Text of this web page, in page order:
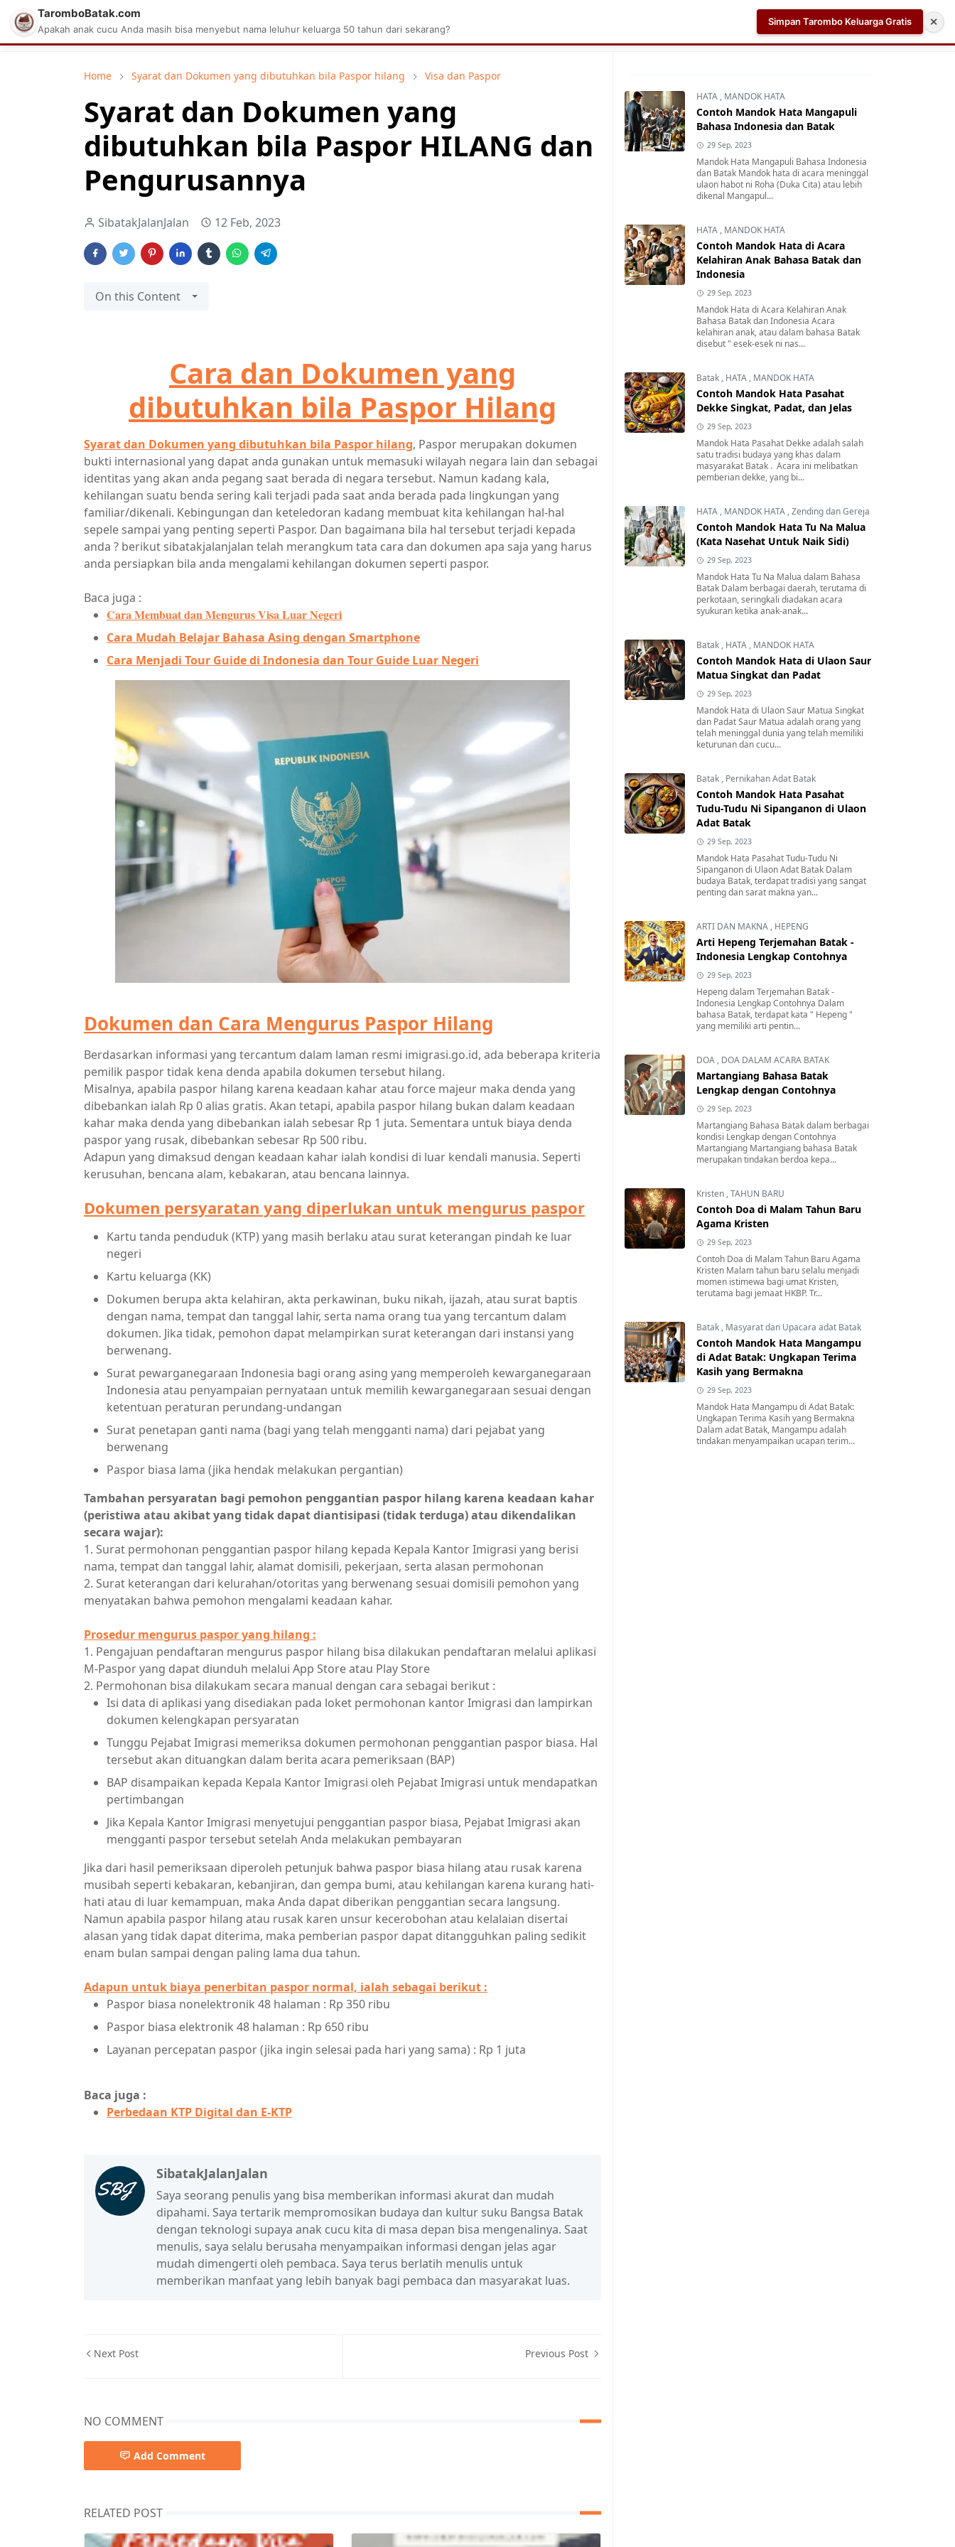
Matius Celcius Sinaga Aplikasi Pabrik Kelapa Sawit Tarombo Batak Aplikasi AI Teleprompter dan Pembuat Skrip Video
Home Syarat dan Dokumen yang dibutuhkan bila Paspor hilang Visa dan Paspor
Syarat dan Dokumen yang
dibutuhkan bila Paspor HILANG dan
Pengurusannya
SibatakJalanJalan 12 Feb, 2023
On this Content
Cara dan Dokumen yang
dibutuhkan bila Paspor Hilang
Syarat dan Dokumen yang dibutuhkan bila Paspor hilang, Paspor merupakan dokumen
bukti internasional yang dapat anda gunakan untuk memasuki wilayah negara lain dan sebagai
identitas yang akan anda pegang saat berada di negara tersebut. Namun kadang kala,
kehilangan suatu benda sering kali terjadi pada saat anda berada pada lingkungan yang
familiar/dikenali. Kebingungan dan keteledoran kadang membuat kita kehilangan hal-hal
sepele sampai yang penting seperti Paspor. Dan bagaimana bila hal tersebut terjadi kepada
anda ? berikut sibatakjalanjalan telah merangkum tata cara dan dokumen apa saja yang harus
anda persiapkan bila anda mengalami kehilangan dokumen seperti paspor.
Baca juga :
Cara Membuat dan Mengurus Visa Luar Negeri
Cara Mudah Belajar Bahasa Asing dengan Smartphone
Cara Menjadi Tour Guide di Indonesia dan Tour Guide Luar Negeri
Dokumen dan Cara Mengurus Paspor Hilang
Berdasarkan informasi yang tercantum dalam laman resmi imigrasi.go.id, ada beberapa kriteria
pemilik paspor tidak kena denda apabila dokumen tersebut hilang.
Misalnya, apabila paspor hilang karena keadaan kahar atau force majeur maka denda yang
dibebankan ialah Rp 0 alias gratis. Akan tetapi, apabila paspor hilang bukan dalam keadaan
kahar maka denda yang dibebankan ialah sebesar Rp 1 juta. Sementara untuk biaya denda
paspor yang rusak, dibebankan sebesar Rp 500 ribu.
Adapun yang dimaksud dengan keadaan kahar ialah kondisi di luar kendali manusia. Seperti
kerusuhan, bencana alam, kebakaran, atau bencana lainnya.
Dokumen persyaratan yang diperlukan untuk mengurus paspor
Kartu tanda penduduk (KTP) yang masih berlaku atau surat keterangan pindah ke luar
negeri
Kartu keluarga (KK)
Dokumen berupa akta kelahiran, akta perkawinan, buku nikah, ijazah, atau surat baptis
dengan nama, tempat dan tanggal lahir, serta nama orang tua yang tercantum dalam
dokumen. Jika tidak, pemohon dapat melampirkan surat keterangan dari instansi yang
berwenang.
Surat pewarganegaraan Indonesia bagi orang asing yang memperoleh kewarganegaraan
Indonesia atau penyampaian pernyataan untuk memilih kewarganegaraan sesuai dengan
ketentuan peraturan perundang-undangan
Surat penetapan ganti nama (bagi yang telah mengganti nama) dari pejabat yang
berwenang
Paspor biasa lama (jika hendak melakukan pergantian)
Tambahan persyaratan bagi pemohon penggantian paspor hilang karena keadaan kahar
(peristiwa atau akibat yang tidak dapat diantisipasi (tidak terduga) atau dikendalikan
secara wajar):
1. Surat permohonan penggantian paspor hilang kepada Kepala Kantor Imigrasi yang berisi
nama, tempat dan tanggal lahir, alamat domisili, pekerjaan, serta alasan permohonan
2. Surat keterangan dari kelurahan/otoritas yang berwenang sesuai domisili pemohon yang
menyatakan bahwa pemohon mengalami keadaan kahar.
Prosedur mengurus paspor yang hilang :
1. Pengajuan pendaftaran mengurus paspor hilang bisa dilakukan pendaftaran melalui aplikasi
M-Paspor yang dapat diunduh melalui App Store atau Play Store
2. Permohonan bisa dilakukam secara manual dengan cara sebagai berikut :
Isi data di aplikasi yang disediakan pada loket permohonan kantor Imigrasi dan lampirkan
dokumen kelengkapan persyaratan
Tunggu Pejabat Imigrasi memeriksa dokumen permohonan penggantian paspor biasa. Hal
tersebut akan dituangkan dalam berita acara pemeriksaan (BAP)
BAP disampaikan kepada Kepala Kantor Imigrasi oleh Pejabat Imigrasi untuk mendapatkan
pertimbangan
Jika Kepala Kantor Imigrasi menyetujui penggantian paspor biasa, Pejabat Imigrasi akan
mengganti paspor tersebut setelah Anda melakukan pembayaran
Jika dari hasil pemeriksaan diperoleh petunjuk bahwa paspor biasa hilang atau rusak karena
musibah seperti kebakaran, kebanjiran, dan gempa bumi, atau kehilangan karena kurang hati-
hati atau di luar kemampuan, maka Anda dapat diberikan penggantian secara langsung.
Namun apabila paspor hilang atau rusak karen unsur kecerobohan atau kelalaian disertai
alasan yang tidak dapat diterima, maka pemberian paspor dapat ditangguhkan paling sedikit
enam bulan sampai dengan paling lama dua tahun.
Adapun untuk biaya penerbitan paspor normal, ialah sebagai berikut :
Paspor biasa nonelektronik 48 halaman : Rp 350 ribu
Paspor biasa elektronik 48 halaman : Rp 650 ribu
Layanan percepatan paspor (jika ingin selesai pada hari yang sama) : Rp 1 juta
Baca juga :
Perbedaan KTP Digital dan E-KTP
SibatakJalanJalan
Saya seorang penulis yang bisa memberikan informasi akurat dan mudah
dipahami. Saya tertarik mempromosikan budaya dan kultur suku Bangsa Batak
dengan teknologi supaya anak cucu kita di masa depan bisa mengenalinya. Saat
menulis, saya selalu berusaha menyampaikan informasi dengan jelas agar
mudah dimengerti oleh pembaca. Saya terus berlatih menulis untuk
memberikan manfaat yang lebih banyak bagi pembaca dan masyarakat luas.
Next Post Previous Post
NO COMMENT
Add Comment
RELATED POST
HATA , MANDOK HATA
Contoh Mandok Hata Mangapuli
Bahasa Indonesia dan Batak
29 Sep, 2023
Mandok Hata Mangapuli Bahasa Indonesia
dan Batak Mandok hata di acara meninggal
ulaon habot ni Roha (Duka Cita) atau lebih
dikenal Mangapul...
HATA , MANDOK HATA
Contoh Mandok Hata di Acara
Kelahiran Anak Bahasa Batak dan
Indonesia
29 Sep, 2023
Mandok Hata di Acara Kelahiran Anak
Bahasa Batak dan Indonesia Acara
kelahiran anak, atau dalam bahasa Batak
disebut " esek-esek ni nas...
Batak , HATA , MANDOK HATA
Contoh Mandok Hata Pasahat
Dekke Singkat, Padat, dan Jelas
29 Sep, 2023
Mandok Hata Pasahat Dekke adalah salah
satu tradisi budaya yang khas dalam
masyarakat Batak . Acara ini melibatkan
pemberian dekke, yang bi...
HATA , MANDOK HATA ,Zending dan Gereja
Contoh Mandok Hata Tu Na Malua
(Kata Nasehat Untuk Naik Sidi)
29 Sep, 2023
Mandok Hata Tu Na Malua dalam Bahasa
Batak Dalam berbagai daerah, terutama di
perkotaan, seringkali diadakan acara
syukuran ketika anak-anak...
Batak , HATA , MANDOK HATA
Contoh Mandok Hata di Ulaon Saur
Matua Singkat dan Padat
29 Sep, 2023
Mandok Hata di Ulaon Saur Matua Singkat
dan Padat Saur Matua adalah orang yang
telah meninggal dunia yang telah memiliki
keturunan dan cucu...
Batak , Pernikahan Adat Batak
Contoh Mandok Hata Pasahat
Tudu-Tudu Ni Sipanganon di Ulaon
Adat Batak
29 Sep, 2023
Mandok Hata Pasahat Tudu-Tudu Ni
Sipanganon di Ulaon Adat Batak Dalam
budaya Batak, terdapat tradisi yang sangat
penting dan sarat makna yan...
ARTI DAN MAKNA , HEPENG
Arti Hepeng Terjemahan Batak -
Indonesia Lengkap Contohnya
29 Sep, 2023
Hepeng dalam Terjemahan Batak -
Indonesia Lengkap Contohnya Dalam
bahasa Batak, terdapat kata " Hepeng "
yang memiliki arti pentin...
DOA , DOA DALAM ACARA BATAK
Martangiang Bahasa Batak
Lengkap dengan Contohnya
29 Sep, 2023
Martangiang Bahasa Batak dalam berbagai
kondisi Lengkap dengan Contohnya
Martangiang Martangiang bahasa Batak
merupakan tindakan berdoa kepa...
Kristen ,TAHUN BARU
Contoh Doa di Malam Tahun Baru
Agama Kristen
29 Sep, 2023
Contoh Doa di Malam Tahun Baru Agama
Kristen Malam tahun baru selalu menjadi
momen istimewa bagi umat Kristen,
terutama bagi jemaat HKBP. Tr...
Batak , Masyarat dan Upacara adat Batak
Contoh Mandok Hata Mangampu
di Adat Batak: Ungkapan Terima
Kasih yang Bermakna
29 Sep, 2023
Mandok Hata Mangampu di Adat Batak:
Ungkapan Terima Kasih yang Bermakna
Dalam adat Batak, Mangampu adalah
tindakan menyampaikan ucapan terim...
TaromboBatak.com
Apakah anak cucu Anda masih bisa menyebut nama leluhur keluarga 50 tahun dari sekarang?
Simpan Tarombo Keluarga Gratis ✕